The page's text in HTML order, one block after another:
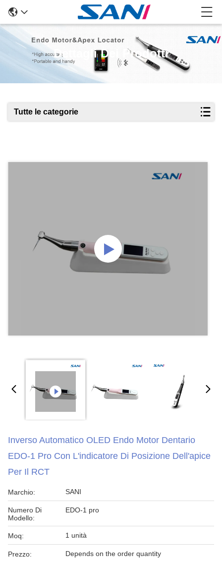
Dettagli Dei Prodotti
Tutte le categorie
Inverso Automatico OLED Endo Motor Dentario
EDO-1 Pro Con L'indicatore Di Posizione Dell'apice
Per Il RCT
Marchio: SANI
Numero Di
Modello:
EDO-1 pro
Moq: 1 unità
Prezzo: Depends on the order quantity